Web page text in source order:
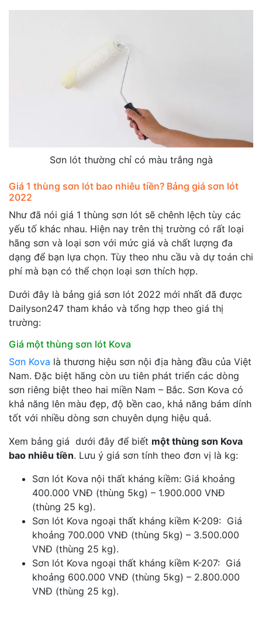
Sơn lót thường chỉ có màu trắng ngà
Giá 1 thùng sơn lót bao nhiêu tiền? Bảng giá sơn lót
2022
Như đã nói giá 1 thùng sơn lót sẽ chênh lệch tùy các
yếu tố khác nhau. Hiện nay trên thị trường có rất loại
hãng sơn và loại sơn với mức giá và chất lượng đa
dạng để bạn lựa chọn. Tùy theo nhu cầu và dự toán chi
phí mà bạn có thể chọn loại sơn thích hợp.
Dưới đây là bảng giá sơn lót 2022 mới nhất đã được
Dailyson247 tham khảo và tổng hợp theo giá thị
trường:
Giá một thùng sơn lót Kova
Sơn Kova là thương hiệu sơn nội địa hàng đầu của Việt
Nam. Đặc biệt hãng còn ưu tiên phát triển các dòng
sơn riêng biệt theo hai miền Nam – Bắc. Sơn Kova có
khả năng lên màu đẹp, độ bền cao, khả năng bám dính
tốt với nhiều dòng sơn chuyên dụng hiệu quả.
Xem bảng giá dưới đây để biết một thùng sơn Kova
bao nhiêu tiền. Lưu ý giá sơn tính theo đơn vị là kg:
Sơn lót Kova nội thất kháng kiềm: Giá khoảng
400.000 VNĐ (thùng 5kg) – 1.900.000 VNĐ
(thùng 25 kg).
Sơn lót Kova ngoại thất kháng kiềm K-209: Giá
khoảng 700.000 VNĐ (thùng 5kg) – 3.500.000
VNĐ (thùng 25 kg).
Sơn lót Kova ngoại thất kháng kiềm K-207: Giá
khoảng 600.000 VNĐ (thùng 5kg) – 2.800.000
VNĐ (thùng 25 kg).